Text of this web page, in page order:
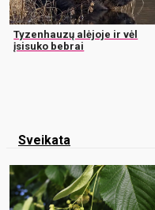
Tyzenhauzų alėjoje ir vėl
įsisuko bebrai
Sveikata